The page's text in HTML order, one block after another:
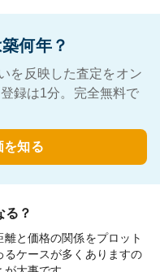
何年？
を反映した査定をオン
録は1分。完全無料で
を知る
る？
と価格の関係をプロット
るケースが多くありますの